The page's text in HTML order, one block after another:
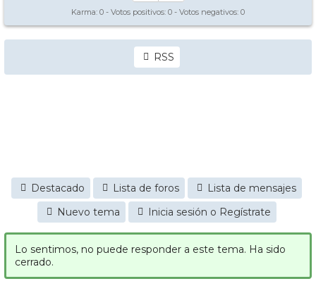
Karma: 0 - Votos positivos: 0 - Votos negativos: 0
RSS
Destacado Lista de foros
Lista de mensajes
Nuevo tema
Inicia sesión o Regístrate
Lo sentimos, no puede responder a este tema. Ha sido
cerrado.